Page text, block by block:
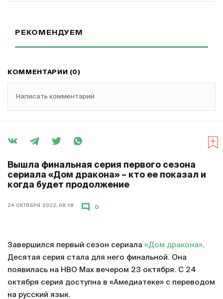
РЕКОМЕНДУЕМ
КОММЕНТАРИИ (0)
Написать комментарий
Вышла финальная серия первого сезона
сериала «Дом дракона» – кто ее показал и
когда будет продолжение
24 ОКТЯБРЯ 2022, 08:18 0
Завершился первый сезон сериала «Дом дракона».
Десятая серия стала для него финальной. Она
появилась на HBO Max вечером 23 октября. С 24
октября серия доступна в «Амедиатеке» с переводом
на русский язык.